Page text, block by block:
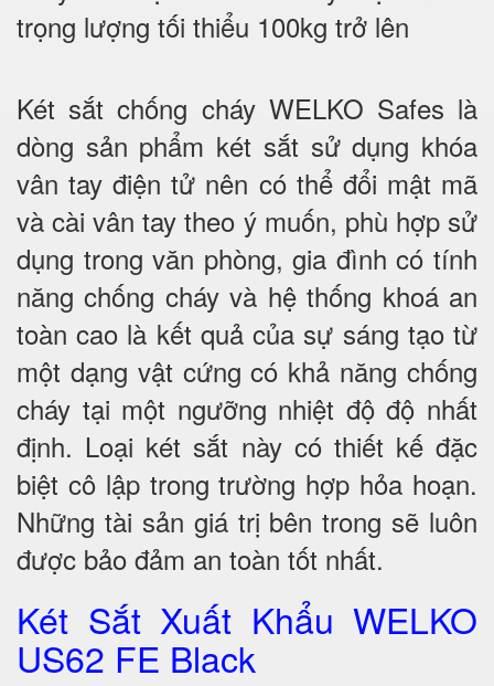
trọng lượng tối thiểu 100kg trở lên
Két sắt chống cháy WELKO Safes là
dòng sản phẩm két sắt sử dụng khóa
vân tay điện tử nên có thể đổi mật mã
và cài vân tay theo ý muốn, phù hợp sử
dụng trong văn phòng, gia đình có tính
năng chống cháy và hệ thống khoá an
toàn cao là kết quả của sự sáng tạo từ
một dạng vật cứng có khả năng chống
cháy tại một ngưỡng nhiệt độ độ nhất
định. Loại két sắt này có thiết kế đặc
biệt cô lập trong trường hợp hỏa hoạn.
Những tài sản giá trị bên trong sẽ luôn
được bảo đảm an toàn tốt nhất.
Két Sắt Xuất Khẩu WELKO
US62 FE Black